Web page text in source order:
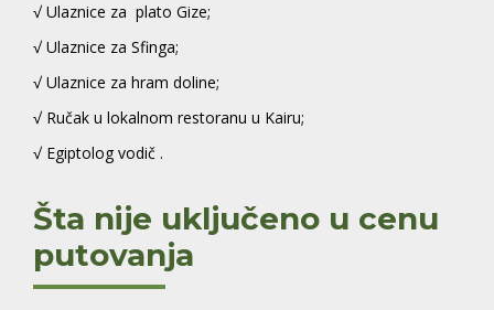
√ Ulaznice za plato Gize;
√ Ulaznice za Sfinga;
√ Ulaznice za hram doline;
√ Ručak u lokalnom restoranu u Kairu;
√ Egiptolog vodič .
Šta nije uključeno u cenu
putovanja